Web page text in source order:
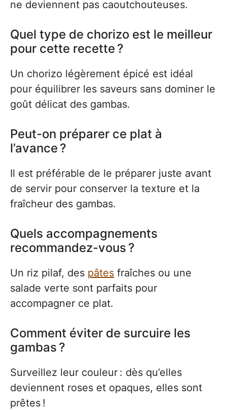
ne deviennent pas caoutchouteuses.
Quel type de chorizo est le meilleur
pour cette recette ?
Un chorizo légèrement épicé est idéal
pour équilibrer les saveurs sans dominer le
goût délicat des gambas.
Peut-on préparer ce plat à
l’avance ?
Il est préférable de le préparer juste avant
de servir pour conserver la texture et la
fraîcheur des gambas.
Quels accompagnements
recommandez-vous ?
Un riz pilaf, des pâtes fraîches ou une
salade verte sont parfaits pour
accompagner ce plat.
Comment éviter de surcuire les
gambas ?
Surveillez leur couleur : dès qu’elles
deviennent roses et opaques, elles sont
prêtes !